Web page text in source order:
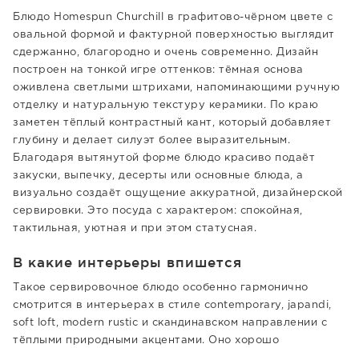
Блюдо Homespun Churchill в графитово-чёрном цвете с
овальной формой и фактурной поверхностью выглядит
сдержанно, благородно и очень современно. Дизайн
построен на тонкой игре оттенков: тёмная основа
оживлена светлыми штрихами, напоминающими ручную
отделку и натуральную текстуру керамики. По краю
заметен тёплый контрастный кант, который добавляет
глубину и делает силуэт более выразительным.
Благодаря вытянутой форме блюдо красиво подаёт
закуски, выпечку, десерты или основные блюда, а
визуально создаёт ощущение аккуратной, дизайнерской
сервировки. Это посуда с характером: спокойная,
тактильная, уютная и при этом статусная.
В какие интерьеры впишется
Такое сервировочное блюдо особенно гармонично
смотрится в интерьерах в стиле contemporary, japandi,
soft loft, modern rustic и скандинавском направлении с
тёплыми природными акцентами. Оно хорошо